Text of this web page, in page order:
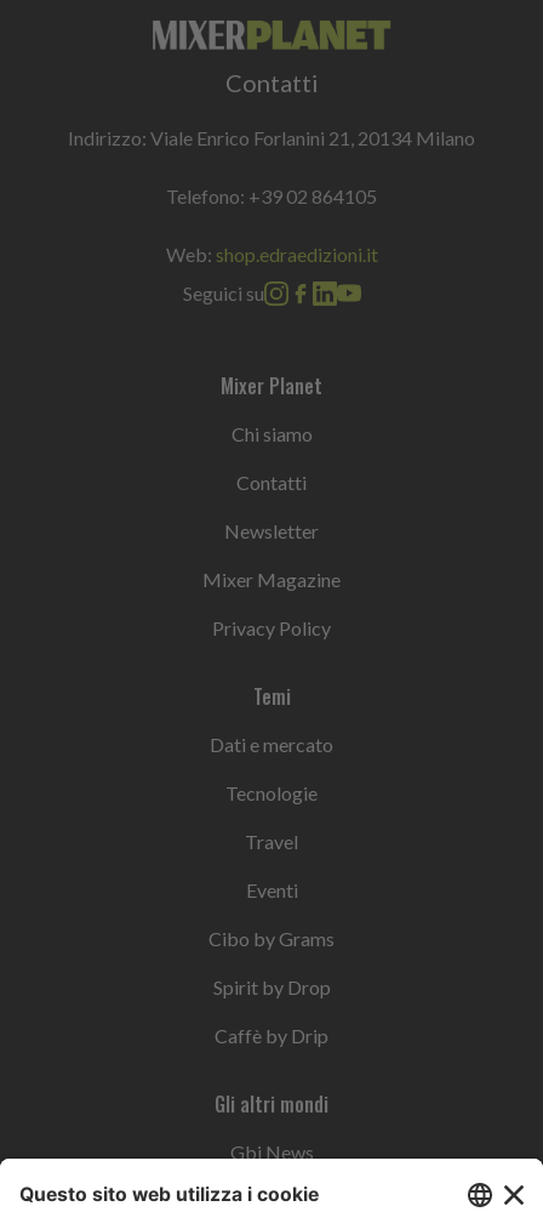
Contatti
Indirizzo: Viale Enrico Forlanini 21, 20134 Milano
Telefono: +39 02 864105
Web: shop.edraedizioni.it
Seguici su
Mixer Planet
Chi siamo
Contatti
Newsletter
Mixer Magazine
Privacy Policy
Temi
Dati e mercato
Tecnologie
Travel
Eventi
Cibo by Grams
Spirit by Drop
Caffè by Drip
Gli altri mondi
Gbi News
Instoremag